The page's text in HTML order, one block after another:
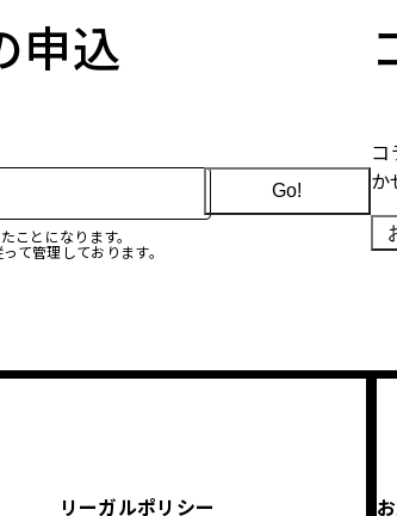
申込
ことになります。
って管理しております。
Go!
コ
か
リーガルポリシー